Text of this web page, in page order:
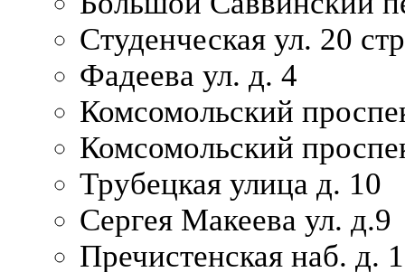
Студенческая ул. 20
Фадеева ул. д. 4
Комсомольский
Комсомольский
Трубецкая улица д. 10
Сергея Макеева ул. д.9
Пречистенская наб. д.